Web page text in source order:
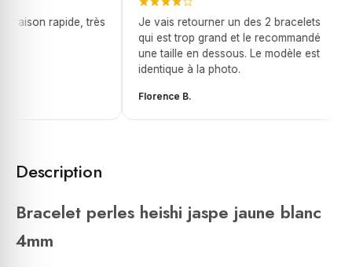
rapide, très
Je vais retourner un des 2 bracelets
qui est trop grand et le recommandé
une taille en dessous. Le modèle est
identique à la photo.
Florence B.
Description
Bracelet perles heishi jaspe jaune blanc
4mm